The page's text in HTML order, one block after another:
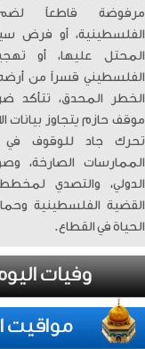
مرفوضة قاطعاً لضم
الفلسطينية، أو فرض
المحتل عليها، أو
الفلسطيني قسراً من
الخطر المحدق، تتأكد
موقف حازم يتجاوز بيانات
تحرك جاد للوقوف
الممارسات الصارخة،
الدولي، والتصدي
القضية الفلسطينية
الحياة في القطاع.